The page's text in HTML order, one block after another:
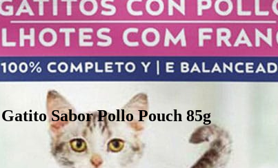
Sabor Pollo Pouch 85g